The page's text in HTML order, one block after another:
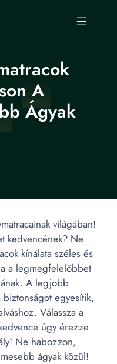
A
Ágyak
világában!
kedvencének? Ne
kínálata széles és
a legmegfelelőbbet
A legjobb
biztonságot egyesítik,
Válassza a
úgy érezze
Ne habozzon,
ágyak közül!